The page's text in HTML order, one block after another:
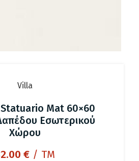
Villa
Mat 60×60
Εσωτερικού
Χώρου
€ / TM